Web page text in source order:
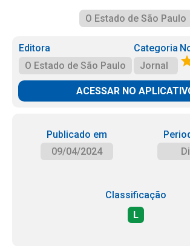
O Estado de São Paulo
Editora
O Estado de São Paulo
Categoria
Jornal
ACESSAR NO
Publicado em
09/04/2024
Classificação
L